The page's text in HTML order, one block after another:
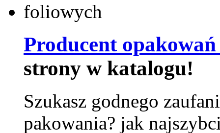
Producent
strony w katalogu!
Szukasz godnego
pakowania? jak